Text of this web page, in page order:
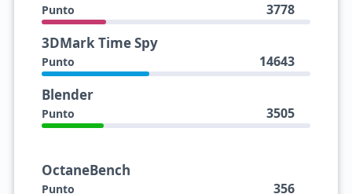
Punto 3778
3DMark Time Spy
Punto 14643
Blender
Punto 3505
OctaneBench
Punto 356